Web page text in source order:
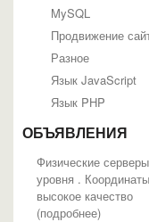
MySQL
Продвижение
Разное
Язык JavaScript
Язык PHP
ОБЪЯВЛЕНИЯ
Физические
уровня .
высокое качество
(подробнее)